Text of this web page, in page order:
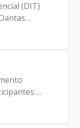
(DIT)
de Oliveira
Carlos
Ruas